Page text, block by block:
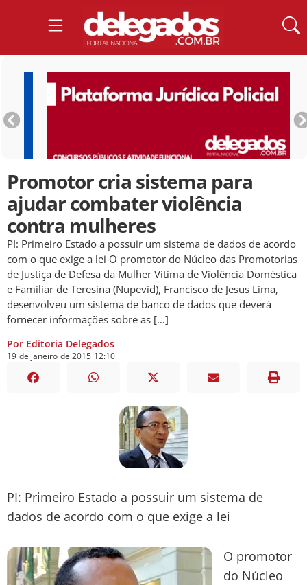
Promotor cria sistema para
ajudar combater violência
contra mulheres
PI: Primeiro Estado a possuir um sistema de dados de acordo
com o que exige a lei O promotor do Núcleo das Promotorias
de Justiça de Defesa da Mulher Vítima de Violência Doméstica
e Familiar de Teresina (Nupevid), Francisco de Jesus Lima,
desenvolveu um sistema de banco de dados que deverá
fornecer informações sobre as […]
Por Editoria Delegados
19 de janeiro de 2015 12:10
PI: Primeiro Estado a possuir um sistema de
dados de acordo com o que exige a lei
O promotor
do Núcleo